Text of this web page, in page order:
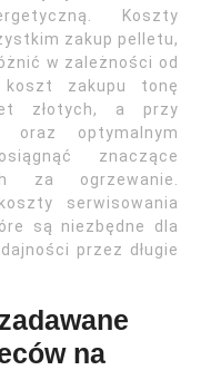
Koszty
zakup pelletu,
w zależności od
koszt zakupu tonę
złotych, a przy
oraz optymalnym
znaczące
za ogrzewanie.
serwisowania
są niezbędne dla
przez długie
na